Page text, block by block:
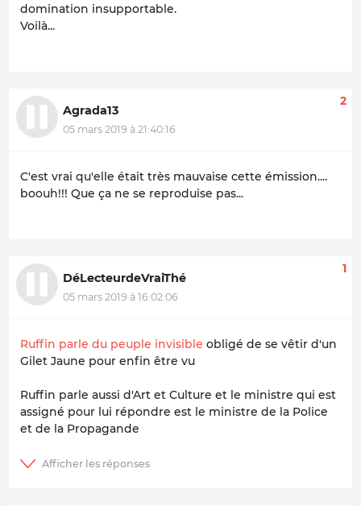
domination insupportable.
Voilà...
Agrada13
05 mars 2019 à 21:40:16
2
C'est vrai qu'elle était très mauvaise cette émission....
boouh!!! Que ça ne se reproduise pas...
DéLecteurdeVraiThé
05 mars 2019 à 16:02:06
1
Ruffin parle du peuple invisible obligé de se vêtir d'un
Gilet Jaune pour enfin être vu
Ruffin parle aussi d'Art et Culture et le ministre qui est
assigné pour lui répondre est le ministre de la Police
et de la Propagande